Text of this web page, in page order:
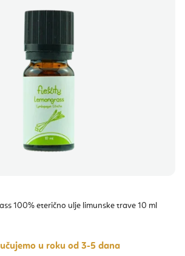
100% eterično ulje limunske trave 10 ml
u roku od 3-5 dana